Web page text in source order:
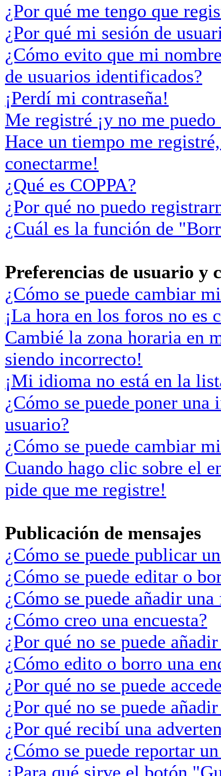
¿Por qué me tengo que
¿Por qué mi sesión de
¿Cómo evito que mi
de usuarios identificados?
¡Perdí mi contraseña!
Me registré ¡y no me
Hace un tiempo me
conectarme!
¿Qué es COPPA?
¿Por qué no puedo
¿Cuál es la función de
Preferencias de usuario y
¿Cómo se puede cambiar
¡La hora en los foros no es
Cambié la zona horaria en
siendo incorrecto!
¡Mi idioma no está en la
¿Cómo se puede poner
usuario?
¿Cómo se puede cambiar
Cuando hago clic sobre el
pide que me registre!
Publicación de mensajes
¿Cómo se puede publicar
¿Cómo se puede editar o
¿Cómo se puede añadir
¿Cómo creo una encuesta?
¿Por qué no se puede
¿Cómo edito o borro una
¿Por qué no se puede
¿Por qué no se puede
¿Por qué recibí una
¿Cómo se puede reportar